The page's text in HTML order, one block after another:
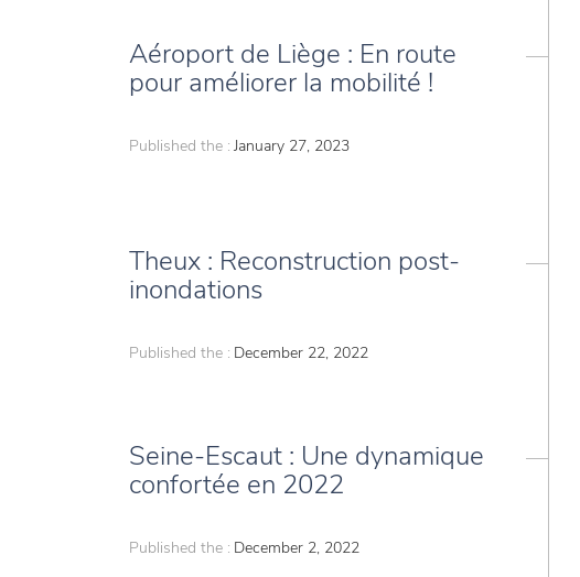
Aéroport de Liège : En route
pour améliorer la mobilité !
Published the : January 27, 2023
Theux : Reconstruction post-
inondations
Published the : December 22, 2022
Seine-Escaut : Une dynamique
confortée en 2022
Published the : December 2, 2022